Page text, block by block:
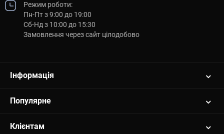
Режим роботи:
Пн-Пт з 9:00 до 19:00
Сб-Нд з 10:00 до 15:30
Замовлення через сайт цілодобово
Інформація
Популярне
Клієнтам